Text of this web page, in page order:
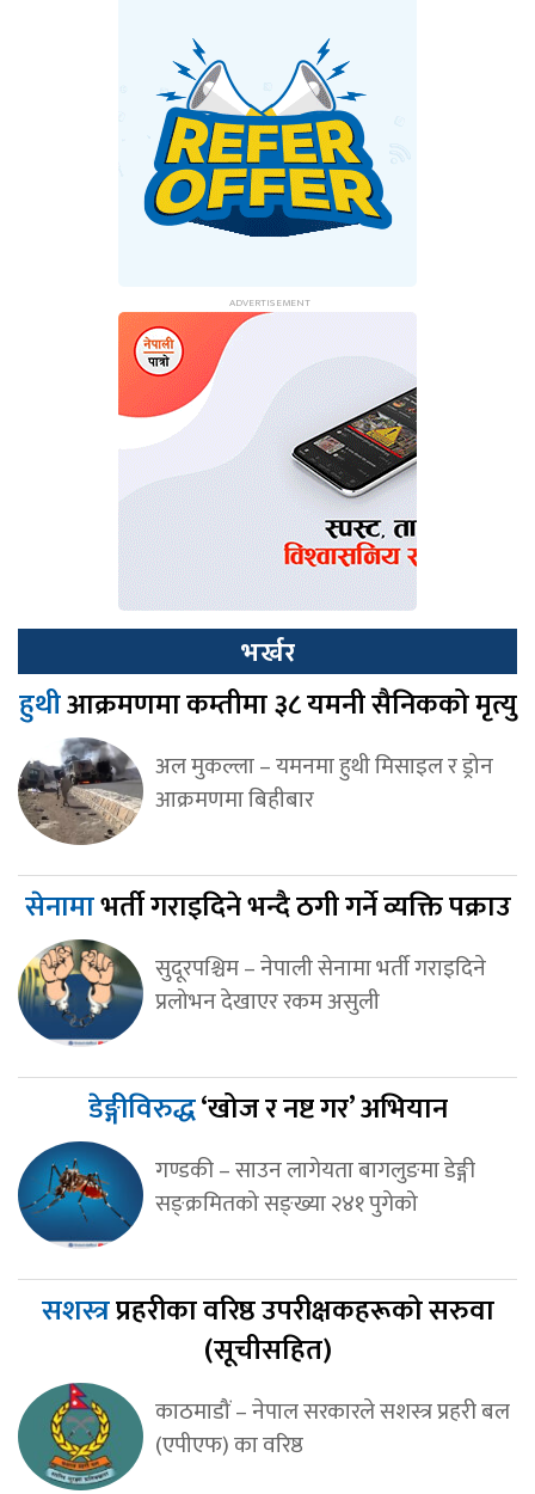
भर्खर
हुथीआक्रमणमा कम्तीमा ३८ यमनी सैनिकको मृत्यु
अल मुकल्ला – यमनमा हुथी मिसाइल र ड्रोन
आक्रमणमा बिहीबार
सेनामाभर्ती गराइदिने भन्दै ठगी गर्ने व्यक्ति पक्राउ
सुदूरपश्चिम – नेपाली सेनामा भर्ती गराइदिने
प्रलोभन देखाएर रकम असुली
डेङ्गीविरुद्ध‘खोज र नष्ट गर’ अभियान
गण्डकी – साउन लागेयता बागलुङमा डेङ्गी
सङ्क्रमितको सङ्ख्या २४१ पुगेको
सशस्त्रप्रहरीका वरिष्ठ उपरीक्षकहरूको सरुवा
(सूचीसहित)
काठमाडौं – नेपाल सरकारले सशस्त्र प्रहरी बल
(एपीएफ) का वरिष्ठ